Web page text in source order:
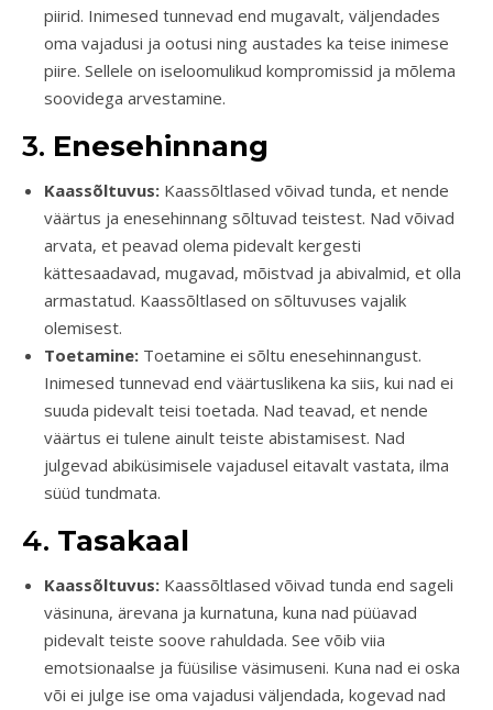
piirid. Inimesed tunnevad end mugavalt, väljendades
oma vajadusi ja ootusi ning austades ka teise inimese
piire. Sellele on iseloomulikud kompromissid ja mõlema
soovidega arvestamine.
3. Enesehinnang
Kaassõltuvus: Kaassõltlased võivad tunda, et nende
väärtus ja enesehinnang sõltuvad teistest. Nad võivad
arvata, et peavad olema pidevalt kergesti
kättesaadavad, mugavad, mõistvad ja abivalmid, et olla
armastatud. Kaassõltlased on sõltuvuses vajalik
olemisest.
Toetamine: Toetamine ei sõltu enesehinnangust.
Inimesed tunnevad end väärtuslikena ka siis, kui nad ei
suuda pidevalt teisi toetada. Nad teavad, et nende
väärtus ei tulene ainult teiste abistamisest. Nad
julgevad abiküsimisele vajadusel eitavalt vastata, ilma
süüd tundmata.
4. Tasakaal
Kaassõltuvus: Kaassõltlased võivad tunda end sageli
väsinuna, ärevana ja kurnatuna, kuna nad püüavad
pidevalt teiste soove rahuldada. See võib viia
emotsionaalse ja füüsilise väsimuseni. Kuna nad ei oska
või ei julge ise oma vajadusi väljendada, kogevad nad